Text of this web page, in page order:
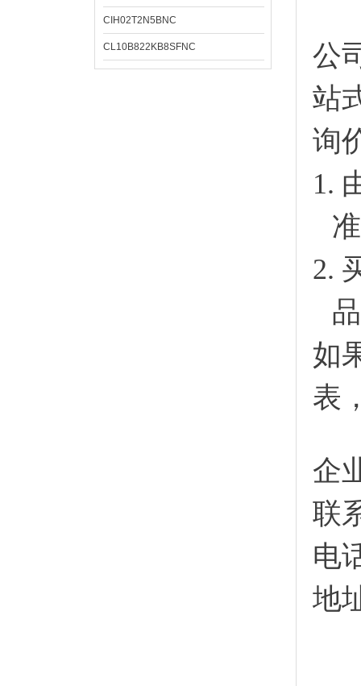
CIH02T2N5BNC
CL10B822KB8SFNC
公
站
询
1.
2.
如
表
企
联
电
地